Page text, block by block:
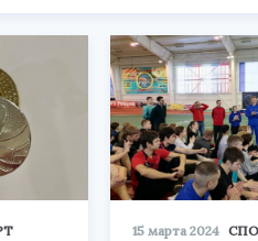
15 марта 2024